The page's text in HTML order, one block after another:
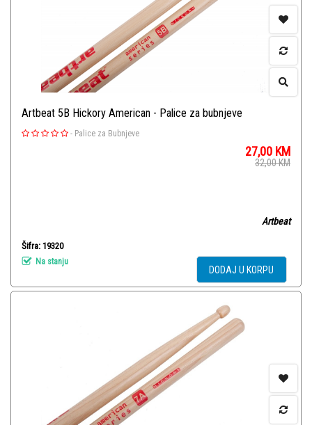
Artbeat 5B Hickory American - Palice za bubnjeve
- Palice za Bubnjeve
27,00 KM
32,00KM
Artbeat
Šifra: 19320
Na stanju
DODAJ U KORPU